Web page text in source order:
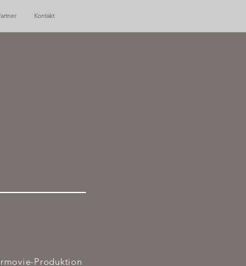
Kontakt
Produktion